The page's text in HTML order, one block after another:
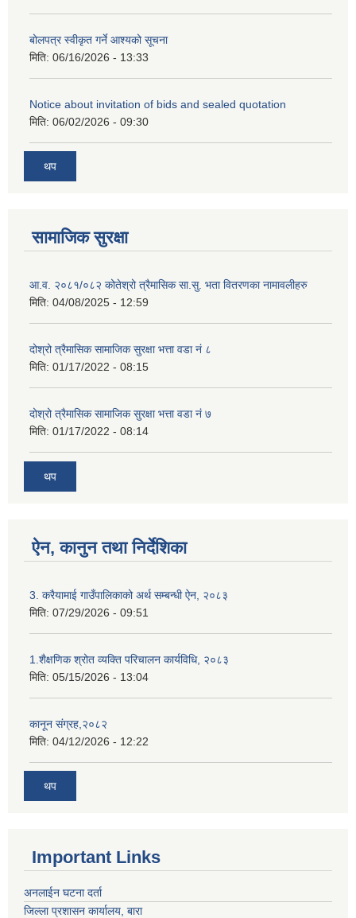
बोलपत्र स्वीकृत गर्ने आश्यको सूचना
मिति: 06/16/2026 - 13:33
Notice about invitation of bids and sealed quotation
मिति: 06/02/2026 - 09:30
थप
सामाजिक सुरक्षा
आ.व. २०८१/०८२ कोतेश्रो त्रैमासिक सा.सु. भता वितरणका नामावलीहरु
मिति: 04/08/2025 - 12:59
दोश्रो त्रैमासिक सामाजिक सुरक्षा भत्ता वडा नं ८
मिति: 01/17/2022 - 08:15
दोश्रो त्रैमासिक सामाजिक सुरक्षा भत्ता वडा नं ७
मिति: 01/17/2022 - 08:14
थप
ऐन, कानुन तथा निर्देशिका
3. करैयामाई गाउँपालिकाको अर्थ सम्बन्धी ऐन, २०८३
मिति: 07/29/2026 - 09:51
1.शैक्षणिक श्रोत व्यक्ति परिचालन कार्यविधि, २०८३
मिति: 05/15/2026 - 13:04
कानून संग्रह,२०८२
मिति: 04/12/2026 - 12:22
थप
Important Links
अनलाईन घटना दर्ता
जिल्ला प्रशासन कार्यालय, बारा